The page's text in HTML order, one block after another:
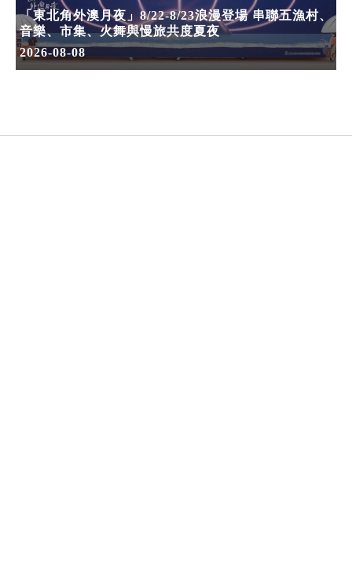
「東北角外澳月夜」8/22-8/23浪漫登場 串聯五漁村、
音樂、市集、火舞與慢旅共度夏夜
2026-08-08